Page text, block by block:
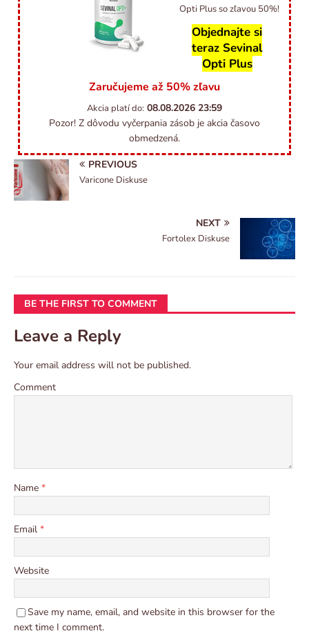
Opti Plus so zľavou 50%!
Objednajte si
teraz Sevinal
Opti Plus
Zaručujeme až 50% zľavu
Akcia platí do: 08.08.2026 23:59
Pozor! Z dôvodu vyčerpania zásob je akcia časovo
obmedzená.
PREVIOUS
Varicone Diskuse
NEXT
Fortolex Diskuse
BE THE FIRST TO COMMENT
Leave a Reply
Your email address will not be published.
Comment
Name *
Email *
Website
Save my name, email, and website in this browser for the
next time I comment.